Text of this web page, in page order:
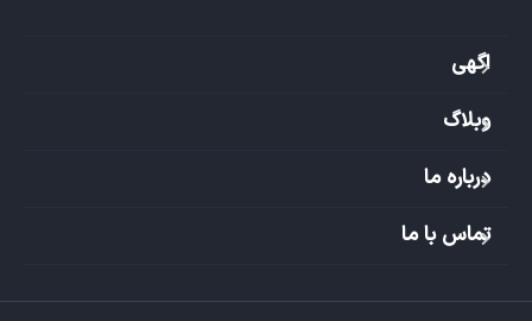
اگهی
وبلاگ
درباره ما
تماس با ما